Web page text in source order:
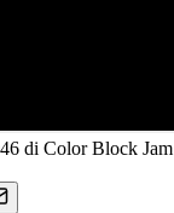
di Color Block Jam